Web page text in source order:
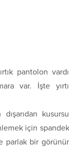
pantolon
var. İşte
için
parlak bir